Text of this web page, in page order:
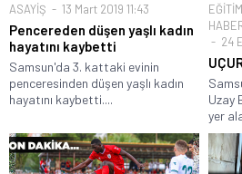
ASAYİŞ 13 Mart 2019 11:43
Pencereden düşen yaşlı kadın
hayatını kaybetti
Samsun'da 3. kattaki evinin
penceresinden düşen yaşlı kadın
hayatını kaybetti....
EĞİTİM
24
Uzay
yer